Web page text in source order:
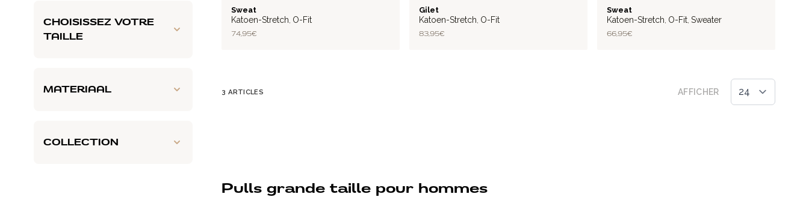
CHOISISSEZ VOTRE
TAILLE
MATERIAAL
COLLECTION
Sweat
Katoen-Stretch, O-Fit
74,95 €
FLEX
Gilet
Katoen-Stretch, O-Fit
83,95 €
Sweat
Katoen-Stretch, O-Fit, Sweater
66,95 €
3 ARTICLES AFFICHER
Pulls grande taille pour hommes